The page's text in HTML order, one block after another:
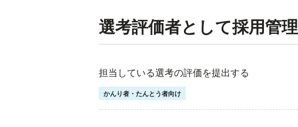
選考評価者として採用管
担当している選考の評価を提出する
かんり者・たんとう者向け